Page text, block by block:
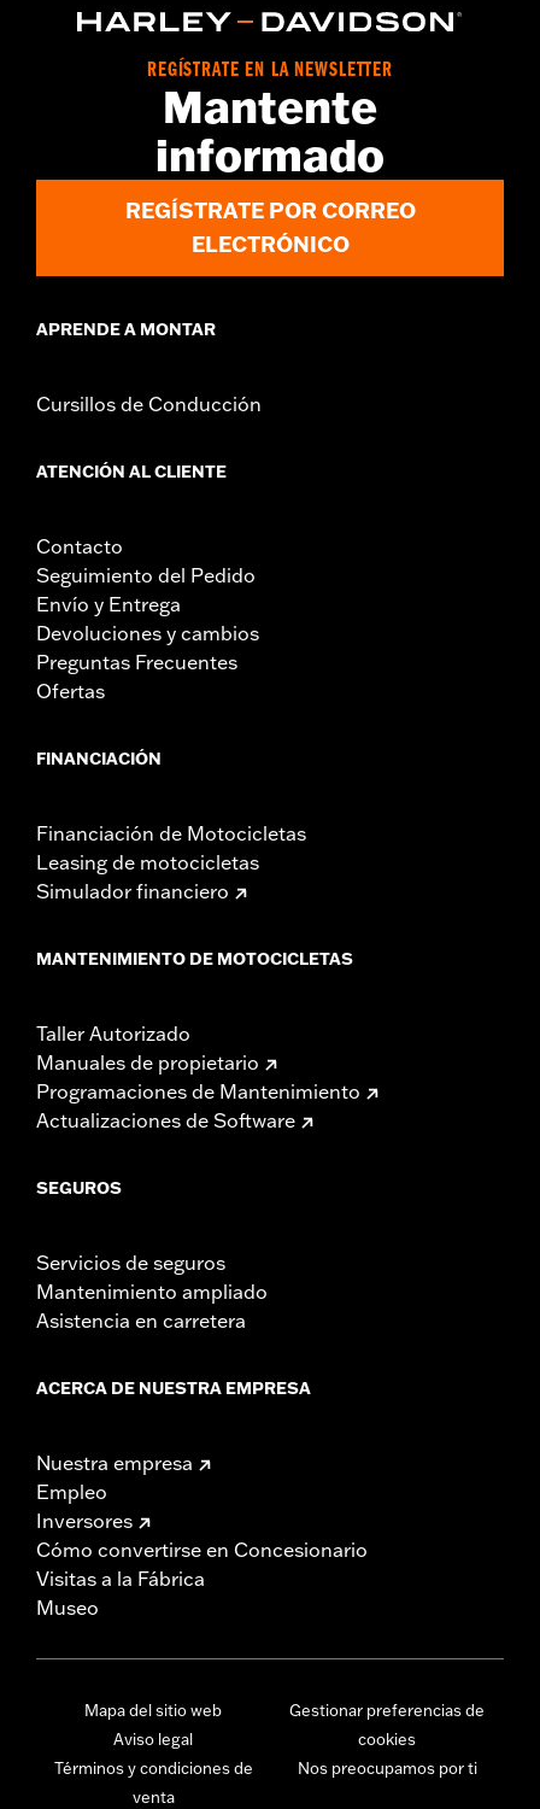
portaequipajes Stealth Detach). Los modelos Touring
posteriores al 2009 equipados con equipaje Tour-Pak® de
montaje rígido requieren la compra del kit correspondiente de
FLTRXSTSE requieren la compra adicional del kit de tornillería
FLTRXSTSE requieren la compra por separado del kit de
tornillería N/P 54000383A. Los modelos '25 y posteriores
FLTRXSTSE y '26 y posteriores FLHXSTSE requieren la compra
por separado del kit de tornillería N/P 54000337.
Instrucciones de instalación
Se vende por unidades:Cada una
Contenido del embalaje:
REGÍSTRATE EN LA NEWSLETTER
Mantente
informado
REGÍSTRATE POR CORREO
ELECTRÓNICO
APRENDE A MONTAR
Cursillos de Conducción
ATENCIÓN AL CLIENTE
Contacto
Seguimiento del Pedido
Envío y Entrega
Devoluciones y cambios
Preguntas Frecuentes
Ofertas
FINANCIACIÓN
Financiación de Motocicletas
Leasing de motocicletas
Simulador financiero
MANTENIMIENTO DE MOTOCICLETAS
Taller Autorizado
Manuales de propietario
Programaciones de Mantenimiento
Actualizaciones de Software
SEGUROS
Servicios de seguros
Mantenimiento ampliado
Asistencia en carretera
ACERCA DE NUESTRA EMPRESA
Nuestra empresa
Empleo
Inversores
Cómo convertirse en Concesionario
Visitas a la Fábrica
Museo
Mapa del sitio web
Aviso legal
Términos y condiciones de
venta
Gestionar preferencias de
cookies
Nos preocupamos por ti